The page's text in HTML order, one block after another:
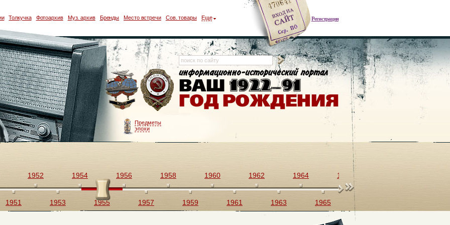
Регистрация
Толкучка Фотоархив Муз. архив Бренды Место встречи Сов. товары Еще
Предметы
эпохи
1951
1952
1953
1954
1955
1956
1957
1958
1959
1960
1961
1962
1963
1964
1965
1966